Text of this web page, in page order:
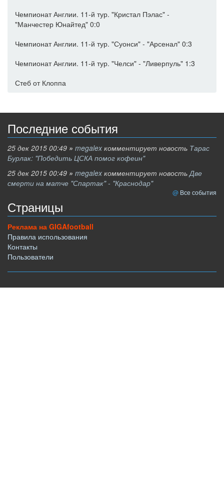
Чемпионат Англии. 11-й тур. "Кристал Пэлас" -
"Манчестер Юнайтед" 0:0
Чемпионат Англии. 11-й тур. "Суонси" - "Арсенал" 0:3
Чемпионат Англии. 11-й тур. "Челси" - "Ливерпуль" 1:3
Стеб от Клоппа
Последние события
25 дек 2015 00:49 » megalex комментирует новость Тарас
Бурлак: "Победить ЦСКА помог кофеин"
25 дек 2015 00:49 » megalex комментирует новостьДве
смерти на матче "Спартак" - "Краснодар"
Все события
Страницы
Реклама на GIGAfootball
Правила использования
Контакты
Пользователи